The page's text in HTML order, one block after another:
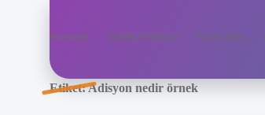
Anasayfa Gizlilik Politikası Yasal Uyarı
Etiket:Adisyon nedir örnek